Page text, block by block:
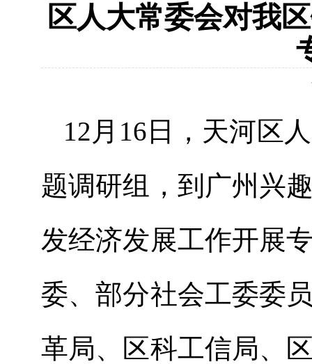
区人大常委会对我
12 月 16 日，天河区
题调研组，到广州兴
发经济发展工作开展
委、部分社会工委委
革局、区科工信局、